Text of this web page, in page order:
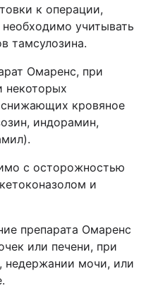
к операции,
учитывать
тамсулозина.
Омаренс, при
некоторых
снижающих кровяное
индорамин,
с осторожностью
и
препарата Омаренс
или печени, при
недержании мочи, или